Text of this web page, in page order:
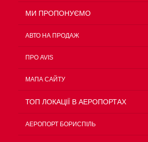
МИ ПРОПОНУЄМО
АВТО НА ПРОДАЖ
ПРО AVIS
МАПА САЙТУ
ТОП ЛОКАЦІЇ В АЕРОПОРТАХ
АЕРОПОРТ БОРИСПІЛЬ